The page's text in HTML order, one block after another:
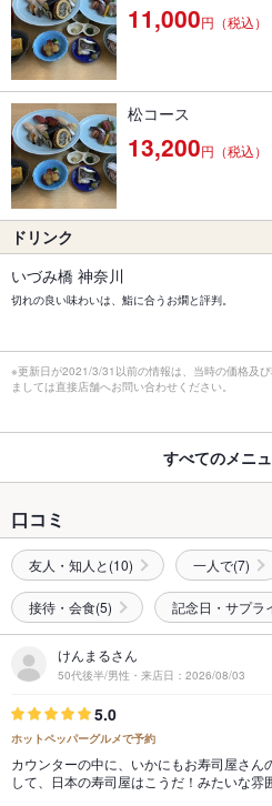
11,000円（税込）
松コース
13,200円（税込）
ドリンク
いづみ橋 神奈川
切れの良い味わいは、鮨に合うお燗と評判。
※更新日が2021/3/31以前の情報は、当時の価格及
ましては直接店舗へお問い合わせください。
すべてのメニ
口コミ
友人・知人と(10) 一人で(7)
接待・会食(5) 記念日・サプラ
けんまるさん
50代後半/男性・来店日：2026/08/03
5.0
ホットペッパーグルメで予約
カウンターの中に、いかにもお寿司屋さん
して、日本の寿司屋はこうだ！みたいな雰